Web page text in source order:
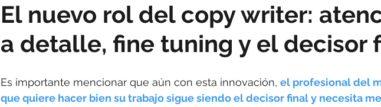
El nuevo rol del copy writer:
a detalle, fine tuning y el decisor
Es importante mencionar que aún con esta innovación, el profesional del
que quiere hacer bien su trabajo sigue siendo el decisor final y necesita